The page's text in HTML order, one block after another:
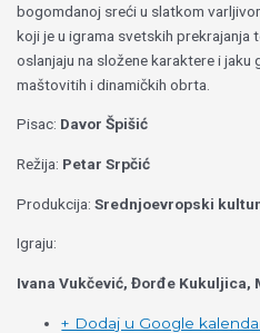
bogomdanoj sreći u slatkom
koji je u igrama svetskih prekrajanja
oslanjaju na složene karaktere i jaku
maštovitih i dinamičkih obrta.
Pisac: Davor Špišić
Režija: Petar Srpčić
Produkcija: Srednjoevropski
Igraju:
Ivana Vukčević, Đorđe Kukuljica,
+ Dodaj u Google